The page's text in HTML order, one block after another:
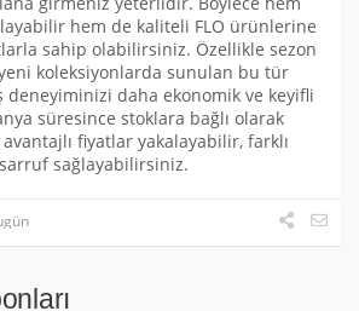
hem de kaliteli FLO ürünlerine
sahip olabilirsiniz. Özellikle sezon
koleksiyonlarda sunulan bu tür
deneyiminizi daha ekonomik ve keyifli
süresince stoklara bağlı olarak
fiyatlar yakalayabilir, farklı
sağlayabilirsiniz.